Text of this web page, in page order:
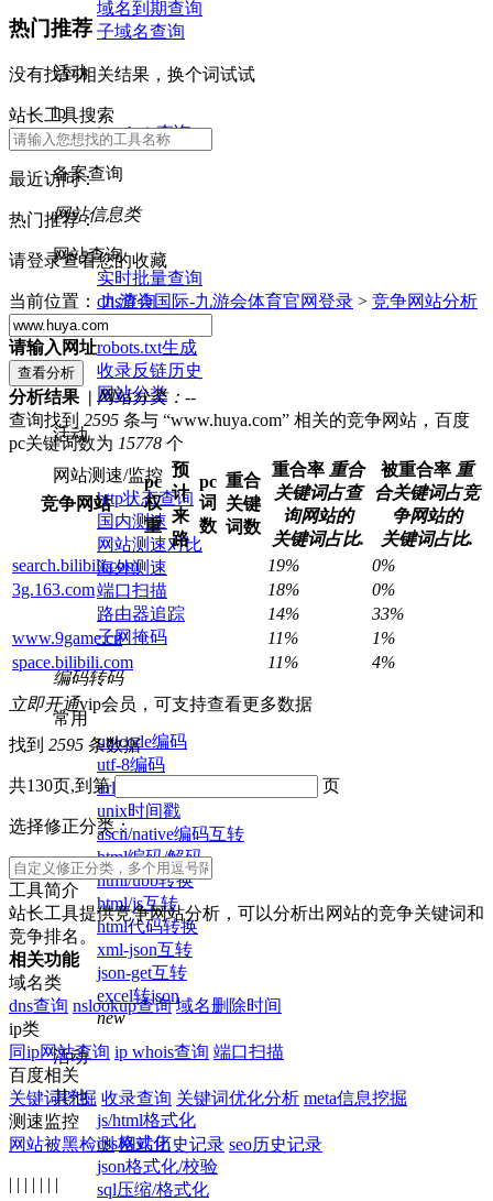
域名到期查询
子域名查询
活动
ip
ip whois查询
备案查询
网站信息类
网站查询
实时批量查询
dns查询
nslookup查询
robots.txt生成
收录反链历史
网站分类
活动
网站测速/监控
http状态查询
国内测速
网站测速对比
海外测速
端口扫描
路由器追踪
子网掩码
编码转码
常用
unicode编码
utf-8编码
url编码/解码
unix时间戳
ascii/native编码互转
html编码/解码
html/ubb转换
html/js互转
html代码转换
xml-json互转
json-get互转
excel转json
new
活动
其他
js/html格式化
css格式化
json格式化/校验
sql压缩/格式化
热门推荐
没有找到相关结果，换个词试试
站长工具搜索
最近访问：
热门推荐：
请登录查看您的收藏
当前位置：九游会国际-九游会体育官网登录 > 竞争网站分析
请输入网址
分析结果 | 网站分类： --
查询找到 2595 条与 “www.huya.com” 相关的竞争网站，百度
pc关键词数为 15778 个
竞争网站
pc
权
重
预
计
来
路
pc
词
数
重合
关键
词数
重合率 重合
关键词占查
询网站的
关键词占比.
被重合率 重
合关键词占竞
争网站的
关键词占比.
search.bilibili.com
19%
0%
3g.163.com
18%
0%
14%
33%
www.9game.cn
11%
1%
space.bilibili.com
11% 4%
立即开通vip会员，可支持查看更多数据
找到 2595 条数据
共130页,到第 页
选择修正分类：
工具简介
站长工具提供竞争网站分析，可以分析出网站的竞争关键词和
竞争排名。
相关功能
域名类
dns查询 nslookup查询 域名删除时间
ip类
同ip网站查询 ip whois查询 端口扫描
百度相关
关键词挖掘 收录查询 关键词优化分析 meta信息挖掘
测速监控
网站被黑检测 网站历史记录 seo历史记录
| | | | | | |